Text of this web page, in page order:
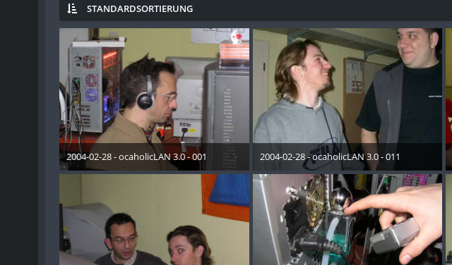
STANDARDSORTIERUNG
2004-02-28 - ocaholicLAN 3.0 - 001
19. Mai 2015
2004-02-28 - ocaholicLAN 3.0 - 011
19. Mai 2015